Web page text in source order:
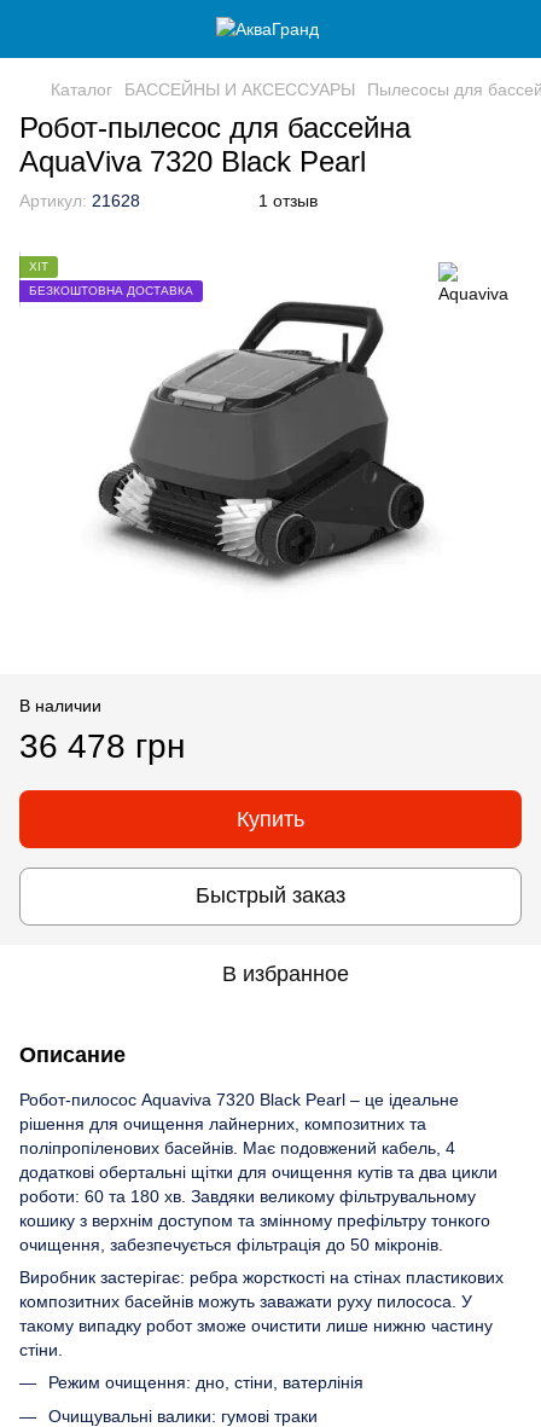
Каталог БАССЕЙНЫ И АКСЕССУАРЫ Пылесосы для
Робот-пылесоc для бассейна
AquaViva 7320 Black Pearl
Артикул: 21628 1 отзыв
ХІТ
БЕЗКОШТОВНА ДОСТАВКА
В наличии
36 478 грн
Купить
Быстрый заказ
В избранное
Описание
Робот-пилосос Aquaviva 7320 Black Pearl – це ідеальне
рішення для очищення лайнерних, композитних та
поліпропіленових басейнів. Має подовжений кабель, 4
додаткові обертальні щітки для очищення кутів та два цикли
роботи: 60 та 180 хв. Завдяки великому фільтрувальному
кошику з верхнім доступом та змінному префільтру тонкого
очищення, забезпечується фільтрація до 50 мікронів.
Виробник застерігає: ребра жорсткості на стінах пластикових
композитних басейнів можуть заважати руху пилососа. У
такому випадку робот зможе очистити лише нижню частину
стіни.
Режим очищення: дно, стіни, ватерлінія
Очищувальні валики: гумові траки